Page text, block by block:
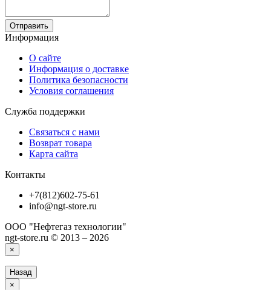
Отправить
Информация
О сайте
Информация о доставке
Политика безопасности
Условия соглашения
Служба поддержки
Связаться с нами
Возврат товара
Карта сайта
Контакты
+7(812)602-75-61
info@ngt-store.ru
ООО "Нефтегаз технологии"
ngt-store.ru © 2013 – 2026
×
Назад
×